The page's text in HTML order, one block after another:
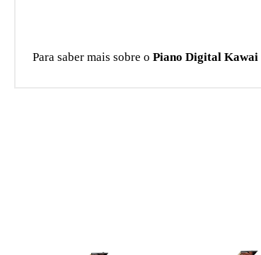
Para saber mais sobre oPiano Digital Kawai